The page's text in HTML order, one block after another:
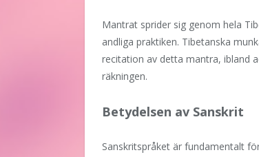
Mantrat sprider sig genom hela
andliga praktiken. Tibetanska
recitation av detta mantra, ibland
räkningen.
Betydelsen av Sanskrit
Sanskritspråket är fundamentalt